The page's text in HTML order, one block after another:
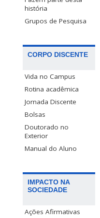
história
Grupos de Pesquisa
CORPO DISCENTE
Vida no Campus
Rotina acadêmica
Jornada Discente
Bolsas
Doutorado no
Exterior
Manual do Aluno
IMPACTO NA
SOCIEDADE
Ações Afirmativas